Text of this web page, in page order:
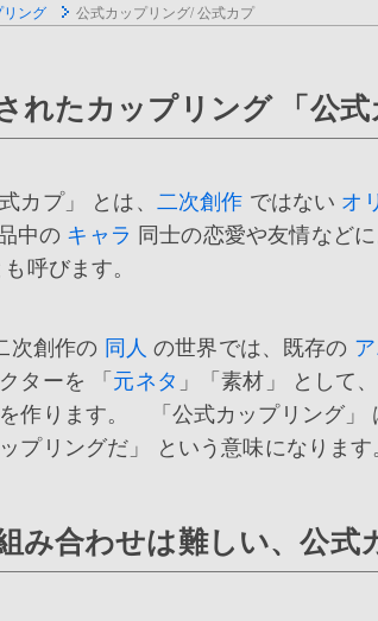
リング 公式カップリング/ 公式カプ
れたカップリング 「公式
カプ」 とは、 二次創作 ではない オ
中の キャラ 同士の恋愛や友情など
呼びます。
次創作の 同人 の世界では、既存の
ターを 「 元ネタ 」「素材」 として、
作ります。 「公式カップリング」
プリングだ」 という意味になります
み合わせは難しい、公式